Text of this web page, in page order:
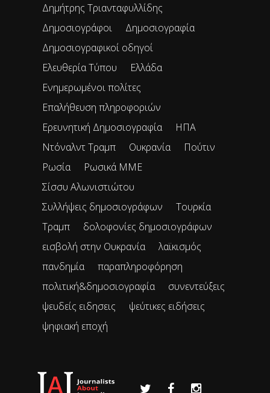
Δημήτρης Τριανταφυλλίδης
Δημοσιογράφοι
Δημοσιογραφία
Δημοσιογραφικοί οδηγοί
Ελευθερία Τύπου
Ελλάδα
Ενημερωμένοι πολίτες
Επαλήθευση πληροφοριών
Ερευνητική Δημοσιογραφία
ΗΠΑ
Ντόναλντ Τραμπ
Ουκρανία
Πούτιν
Ρωσία
Ρωσικά ΜΜΕ
Σίσσυ Αλωνιστιώτου
Συλλήψεις δημοσιογράφων
Τουρκία
Τραμπ
δολοφονίες δημοσιογράφων
εισβολή στην Ουκρανία
λαϊκισμός
πανδημία
παραπληροφόρηση
πολιτική&δημοσιογραφία
συνεντεύξεις
ψευδείς ειδησεις
ψεύτικες ειδήσεις
ψηφιακή εποχή